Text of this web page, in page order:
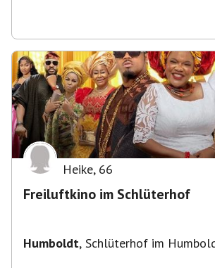
Heike, 66
Freiluftkino im Schlüterhof
Humboldt, Schlüterhof im